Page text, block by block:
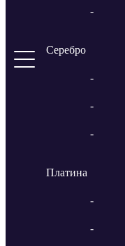
-
Серебро
-
-
-
Платина
-
-